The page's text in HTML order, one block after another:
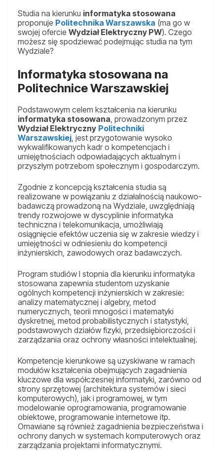
Studia na kierunku informatyka stosowana
proponuje Politechnika Warszawska (ma go w
swojej ofercie Wydział Elektryczny PW). Czego
możesz się spodziewać podejmując studia na tym
Wydziale?
Informatyka stosowana na
Politechnice Warszawskiej
Podstawowym celem kształcenia na kierunku
informatyka stosowana, prowadzonym przez
Wydział Elektryczny Politechniki
Warszawskiej, jest przygotowanie wysoko
wykwalifikowanych kadr o kompetencjach i
umiejętnościach odpowiadających aktualnym i
przyszłym potrzebom społecznym i gospodarczym.
Zgodnie z koncepcją kształcenia studia są
realizowane w powiązaniu z działalnością naukowo-
badawczą prowadzoną na Wydziale, uwzględniają
trendy rozwojowe w dyscyplinie informatyka
techniczna i telekomunikacja, umożliwiają
osiągnięcie efektów uczenia się w zakresie wiedzy i
umiejętności w odniesieniu do kompetencji
inżynierskich, zawodowych oraz badawczych.
Program studiów I stopnia dla kierunku informatyka
stosowana zapewnia studentom uzyskanie
ogólnych kompetencji inżynierskich w zakresie:
analizy matematycznej i algebry, metod
numerycznych, teorii mnogości i matematyki
dyskretnej, metod probabilistycznych i statystyki,
podstawowych działów fizyki, przedsiębiorczości i
zarządzania oraz ochrony własności intelektualnej.
Kompetencje kierunkowe są uzyskiwane w ramach
modułów kształcenia obejmujących zagadnienia
kluczowe dla współczesnej informatyki, zarówno od
strony sprzętowej (architektura systemów i sieci
komputerowych), jak i programowej, w tym
modelowanie oprogramowania, programowanie
obiektowe, programowanie internetowe itp.
Omawiane są również zagadnienia bezpieczeństwa i
ochrony danych w systemach komputerowych oraz
zarządzania projektami informatycznymi.